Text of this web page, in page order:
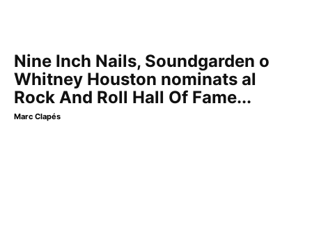
Nine Inch Nails, Soundgarden o
Whitney Houston nominats al
Rock And Roll Hall Of Fame...
Marc Clapés